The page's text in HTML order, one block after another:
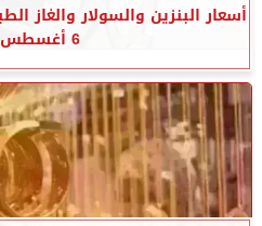
أسعار البنزين والسولار والغاز
6 أغسطس 2026